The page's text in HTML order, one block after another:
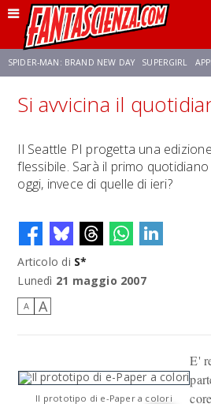
SPIDER-MAN: BRAND NEW DAY SUPERGIRL
FRANCO RICCIARDIELLO ZENDAYA STAR TREK
NETFLIX SADIE SINK STAR TREK: STRANGE
Si avvicina il
Il Seattle PI progetta una
flessibile. Sarà il primo
oggi, invece di quelle di ieri?
Articolo di S*
Lunedì 21 maggio 2007
A A
Il prototipo di e-Paper a colori
E'